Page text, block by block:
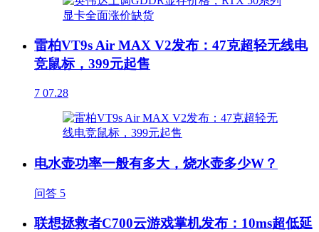
雷柏VT9s Air MAX V2发布：47克超轻无线电
竞鼠标，399元起售
7 07.28
电水壶功率一般有多大，烧水壶多少W？
问答 5
联想拯救者C700云游戏掌机发布：10ms超低延